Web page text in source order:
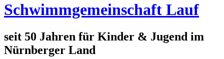
Schwimmgemeinschaft Lauf
seit 50 Jahren für Kinder & Jugend im
Nürnberger Land